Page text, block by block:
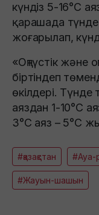
күндіз 5-16°С
қарашада түнде
жоғарылап,
«Оңтүстік және
біртіндеп
өкілдері.
аяздан 1-10°С
3°С аяз – 5°С
#қазақстан #Ауа-
#Жауын-шашын